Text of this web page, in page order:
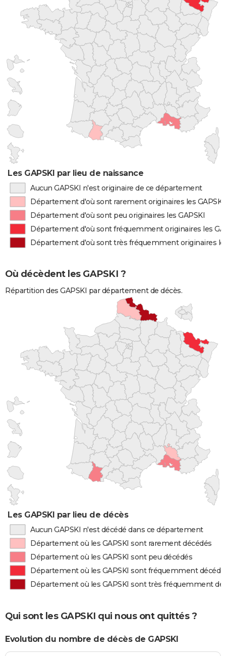
Les GAPSKI par lieu de naissance
Aucun GAPSKI n'est originaire de ce département
Département d'où sont rarement originaires les GAPSKI
Département d'où sont peu originaires les GAPSKI
Département d'où sont fréquemment originaires les
Département d'où sont très fréquemment originaires
Où décèdent les GAPSKI ?
Répartition des GAPSKI par département de décès.
Les GAPSKI par lieu de décès
Aucun GAPSKI n'est décédé dans ce département
Département où les GAPSKI sont rarement décédés
Département où les GAPSKI sont peu décédés
Département où les GAPSKI sont fréquemment
Département où les GAPSKI sont très fréquemment
Qui sont les GAPSKI qui nous ont quittés ?
Evolution du nombre de décès de GAPSKI